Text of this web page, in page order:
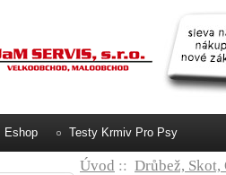
Eshop Testy Krmiv Pro Psy
Úvod :: Drůbež,